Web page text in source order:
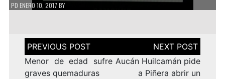
PD ENERO 10, 2017 BY
Navegación
de
entradas
Menor de edad sufre
graves quemaduras
Aucán Huilcamán pide
a Piñera abrir un